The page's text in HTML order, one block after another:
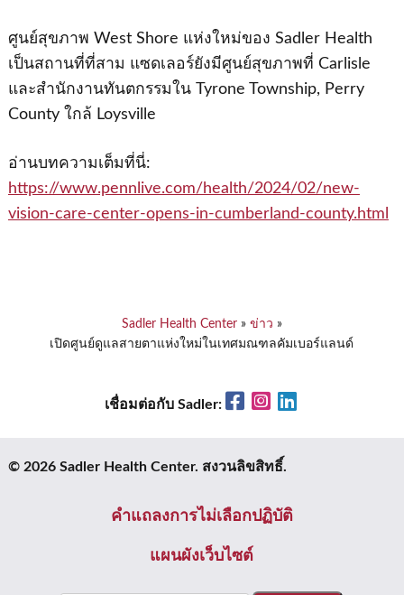
ศูนย์สุขภาพ West Shore แห่งใหม่ของ Sadler Health
เป็นสถานที่ที่สาม แซดเลอร์ยังมีศูนย์สุขภาพที่ Carlisle
และสํานักงานทันตกรรมใน Tyrone Township, Perry
County ใกล้ Loysville
อ่านบทความเต็มที่นี่:
https://www.pennlive.com/health/2024/02/new-
vision-care-center-opens-in-cumberland-county.html
Sadler Health Center» ข่าว »
เปิดศูนย์ดูแลสายตาแห่งใหม่ในเทศมณฑลคัมเบอร์แลนด์
เชื่อมต่อกับ Sadler: FacebookInstagram
© 2026 Sadler Health Center. สงวนลิขสิทธิ์.
คําแถลงการไม่เลือกปฏิบัติ
แผนผังเว็บไซต์